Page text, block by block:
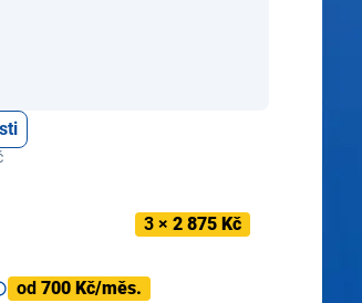
3 × 2 875 Kč
od 700 Kč/měs.